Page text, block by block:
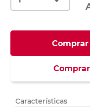
Características